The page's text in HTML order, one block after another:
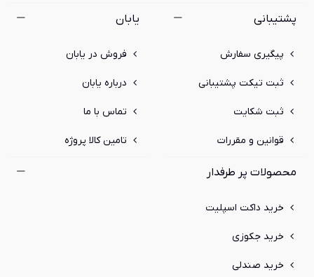
پشتیبانی
پیگیری سفارش
ثبت تیکت پشتیبانی
ثبت شکایت
قوانین و مقررات
یابان
فروش در یابان
درباره یابان
تماس با ما
تامین کالا پروژه
محصولات پر طرفدار
خرید داکت اسپلیت
خرید جکوزی
خرید صندلی